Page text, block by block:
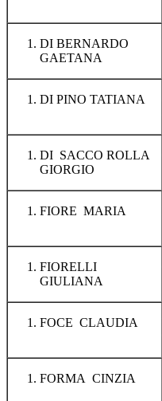
DI BERNARDO
GAETANA
DI PINO TATIANA
DI SACCO ROLLA
GIORGIO
FIORE MARIA
FIORELLI
GIULIANA
FOCE CLAUDIA
FORMA CINZIA